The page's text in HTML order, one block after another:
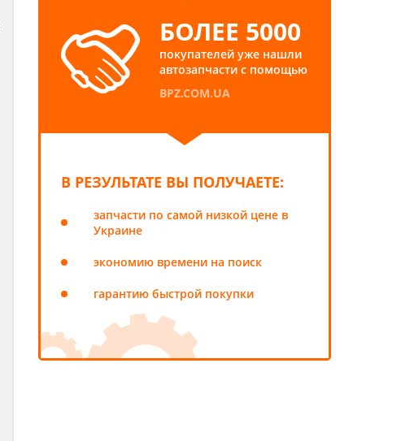
БОЛЕЕ 5000
покупателей уже нашли
автозапчасти с помощью
BPZ.COM.UA
В РЕЗУЛЬТАТЕ ВЫ ПОЛУЧАЕТЕ:
запчасти по самой низкой цене в
Украине
экономию времени на поиск
гарантию быстрой покупки